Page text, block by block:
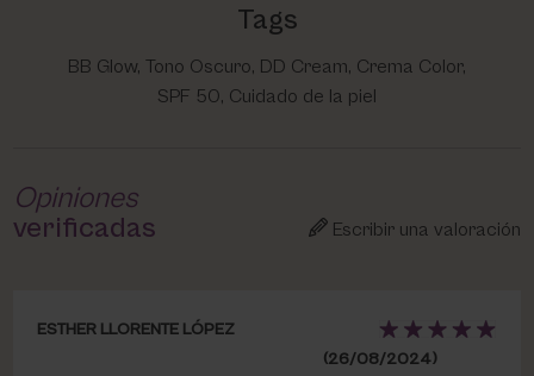
Tags
BB Glow, Tono Oscuro, DD Cream, Crema Color,
SPF 50, Cuidado de la piel
Opiniones
verificadas
Escribir una valoración
ESTHER LLORENTE LÓPEZ
(26/08/2024)